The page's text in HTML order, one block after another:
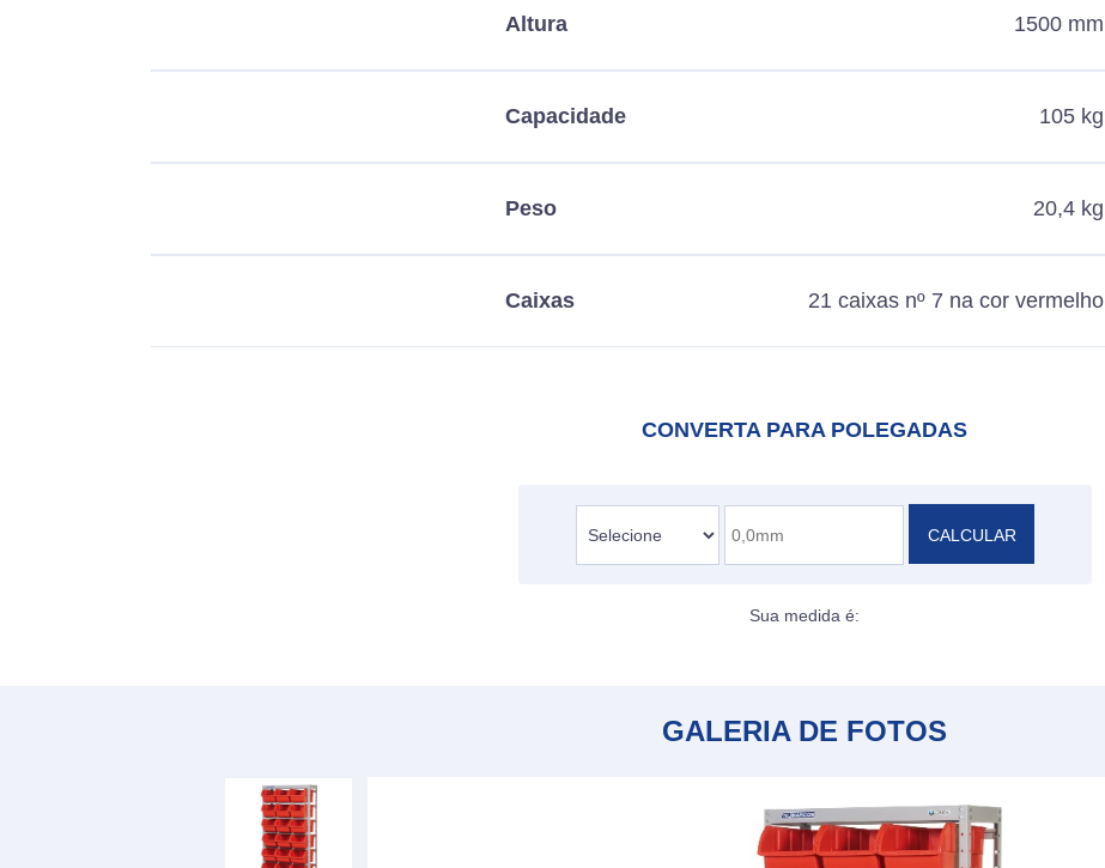
Altura 1500 mm
Capacidade 105 kg
Peso 20,4 kg
Caixas 21 caixas nº 7 na cor vermelho
CONVERTA PARA POLEGADAS
CALCULAR
Sua medida é:
GALERIA DE FOTOS